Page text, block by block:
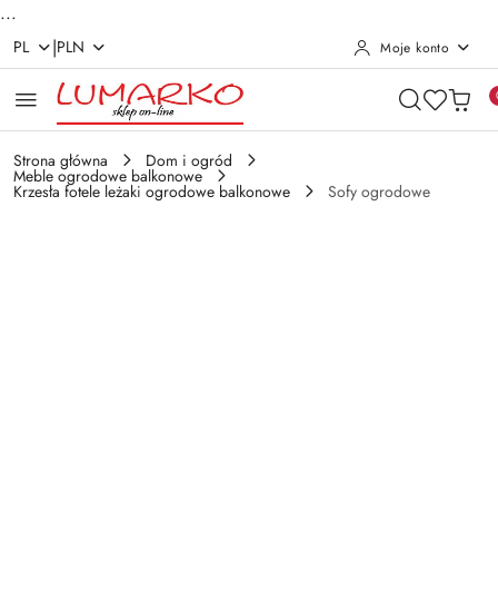
...
Przejdź do treści głównej
Przejdź do wyszukiwarki
Przejdź do moje konto
Przejdź do menu głównego
Przejdź do opisu produktu
Przejdź do stopki
PL |PLN Moje konto
Strona główna Dom i ogród
Meble ogrodowe balkonowe
Krzesła fotele leżaki ogrodowe balkonowe Sofy ogrodowe